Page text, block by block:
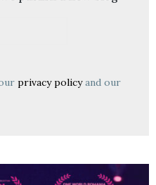
privacy policyand our